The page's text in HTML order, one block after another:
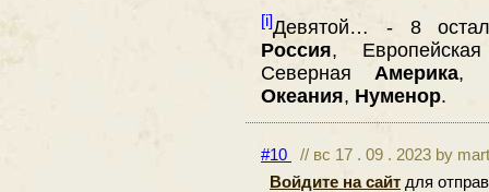
[i]Девятой… - 8
Россия,
СевернаяАмерика,
Океания, Нуменор.
#10
// вс 17 . 09 . 2023 by
Войдите на сайт для